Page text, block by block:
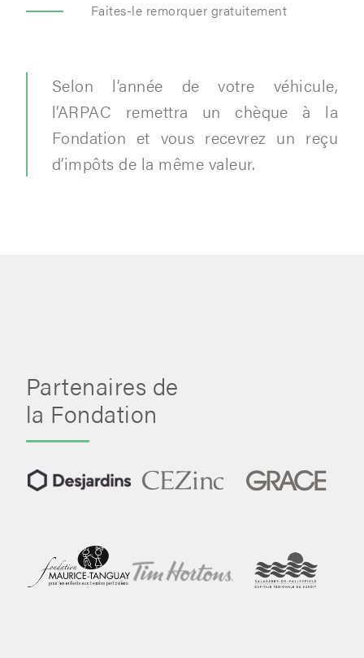
Faites-le remorquer gratuitement
Selon l’année de votre véhicule,
l’ARPAC remettra un chèque à la
Fondation et vous recevrez un reçu
d’impôts de la même valeur.
Partenaires de
la Fondation